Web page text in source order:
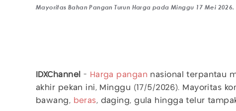
Mayoritas Bahan Pangan Turun Harga pada Minggu 17 Mei
IDXChannel - Harga pangan nasional terpantau
akhir pekan ini, Minggu (17/5/2026). Mayoritas
bawang, beras, daging, gula hingga telur